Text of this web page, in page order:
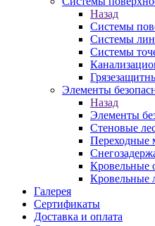
Назад
Системы
Системы
Системы
Элементы
Назад
Элементы
Стеновые
Переходные
Кровельные
Кровельные
Галерея
Сертификаты
Доставка и оплата